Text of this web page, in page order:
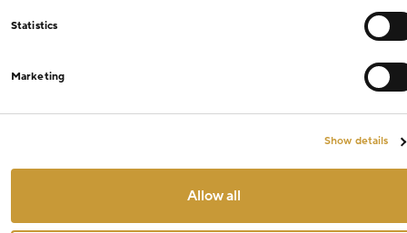
Statistics
Marketing
Show details
Allow all